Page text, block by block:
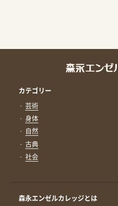
カテゴリー
芸術
身体
自然
古典
社会
森永エンゼルカレッジとは